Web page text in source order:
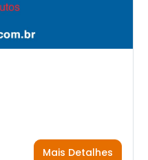
Mais Detalhes